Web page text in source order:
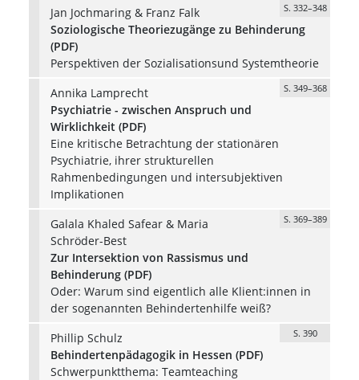
Jan Jochmaring & Franz Falk
S. 332–348
Soziologische Theoriezugänge zu Behinderung
(PDF)
Perspektiven der Sozialisationsund Systemtheorie
Annika Lamprecht
S. 349–368
Psychiatrie - zwischen Anspruch und
Wirklichkeit (PDF)
Eine kritische Betrachtung der stationären
Psychiatrie, ihrer strukturellen
Rahmenbedingungen und intersubjektiven
Implikationen
Galala Khaled Safear & Maria
Schröder-Best
S. 369–389
Zur Intersektion von Rassismus und
Behinderung (PDF)
Oder: Warum sind eigentlich alle Klient:innen in
der sogenannten Behindertenhilfe weiß?
Phillip Schulz
S. 390
Behindertenpädagogik in Hessen (PDF)
Schwerpunktthema: Teamteaching